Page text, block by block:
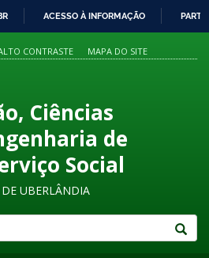
PARA
O
ACESSO À INFORMAÇÃO
CONTRASTE MAPA DO SITE
Ciências
de
Social
UBERLÂNDIA